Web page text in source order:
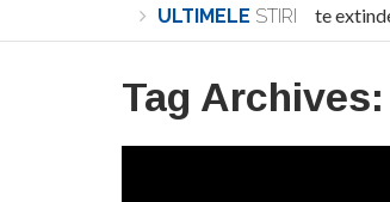
ULTIMELE STIRI
SANY pregătește
Tag Archives: